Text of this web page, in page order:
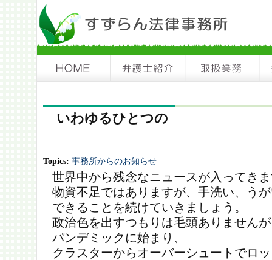
いわゆるひとつの
Topics: 事務所からのお知らせ
世界中から残念なニュースが入ってき
物資不足ではありますが、手洗い、う
できることを続けていきましょう。
政治色を出すつもりは毛頭ありません
パンデミックに始まり、
クラスターからオーバーシュートでロ